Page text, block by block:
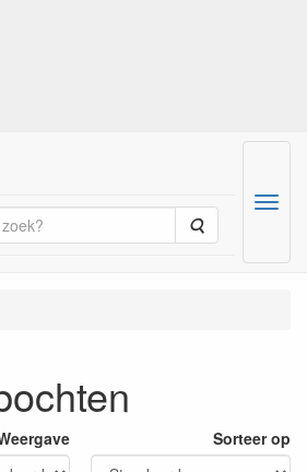
Zoeken
Menu
Sorteer op